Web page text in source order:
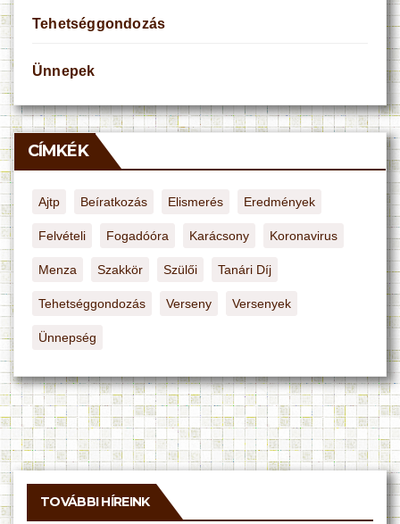
Tehetséggondozás
Ünnepek
CÍMKÉK
Ajtp Beíratkozás Elismerés Eredmények
Felvételi Fogadóóra Karácsony Koronavirus
Menza Szakkör Szülői Tanári Díj
Tehetséggondozás Verseny Versenyek
Ünnepség
TOVÁBBI HÍREINK